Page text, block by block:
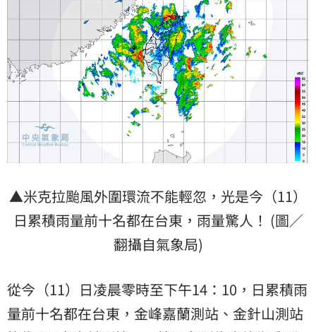
▲米克拉颱風外圍環流不能輕忽，光是今（11）
日累積雨量前十名都在台東，雨量驚人！ (圖／
翻攝自氣象局)
從今（11）日凌晨零時至下午14：10，日累積雨
量前十名都在台東，金峰嘉蘭測站、金針山測站